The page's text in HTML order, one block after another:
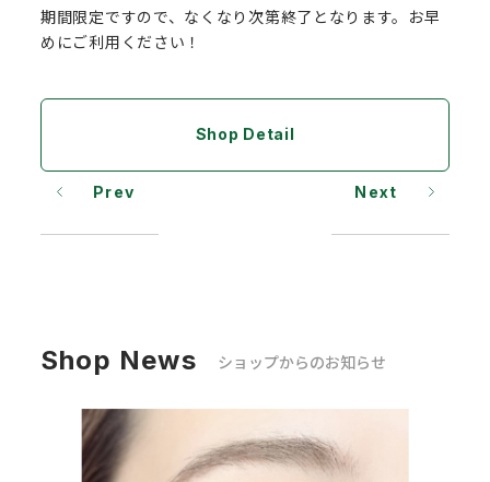
期間限定ですので、なくなり次第終了となります。お早
めにご利用ください！
Shop Detail
Prev Next
Shop News ショップからのお知らせ